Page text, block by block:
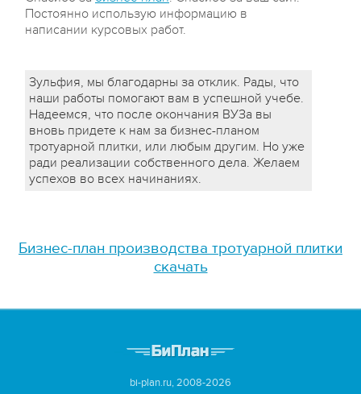
Постоянно использую информацию в
написании курсовых работ.
Зульфия, мы благодарны за отклик. Рады, что
наши работы помогают вам в успешной учебе.
Надеемся, что после окончания ВУЗа вы
вновь придете к нам за бизнес-планом
тротуарной плитки, или любым другим. Но уже
ради реализации собственного дела. Желаем
успехов во всех начинаниях.
Бизнес-план производства тротуарной плитки
скачать
bi-plan.ru, 2008-2026